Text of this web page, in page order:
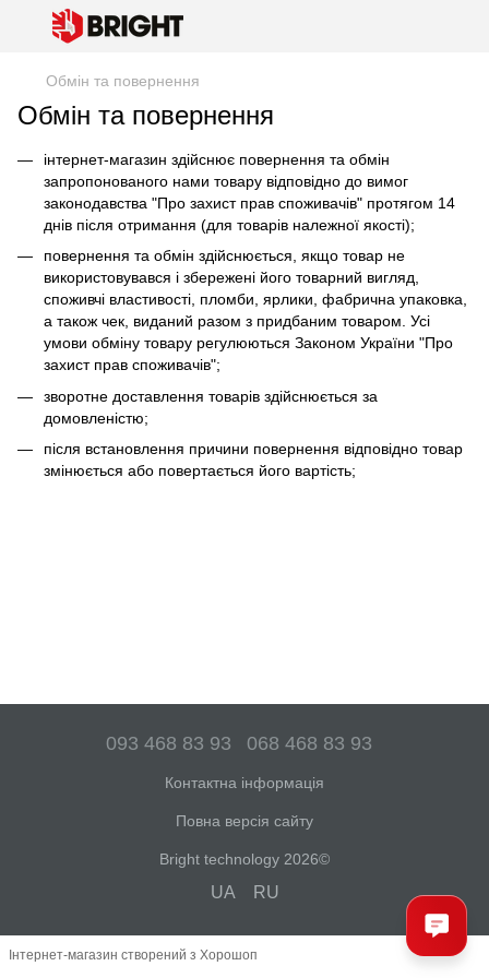
Обмін та повернення
Обмін та повернення
інтернет-магазин здійснює повернення та обмін
запропонованого нами товару відповідно до вимог
законодавства "Про захист прав споживачів" протягом 14
днів після отримання (для товарів належної якості);
повернення та обмін здійснюється, якщо товар не
використовувався і збережені його товарний вигляд,
споживчі властивості, пломби, ярлики, фабрична упаковка,
а також чек, виданий разом з придбаним товаром. Усі
умови обміну товару регулюються Законом України "Про
захист прав споживачів";
зворотне доставлення товарів здійснюється за
домовленістю;
після встановлення причини повернення відповідно товар
змінюється або повертається його вартість;
093 468 83 93 068 468 83 93
Контактна інформація
Повна версія сайту
Bright technology 2026©
UA RU
Інтернет-магазин створений з Хорошоп